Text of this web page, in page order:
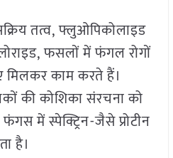
तत्व, फ्लुओपिकोलाइड
फसलों में फंगल रोगों
मिलकर काम करते हैं।
की कोशिका संरचना को
में स्पेक्ट्रिन-जैसे प्रोटीन
है।